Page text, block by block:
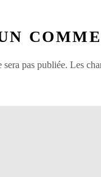
sera pas publiée. Les